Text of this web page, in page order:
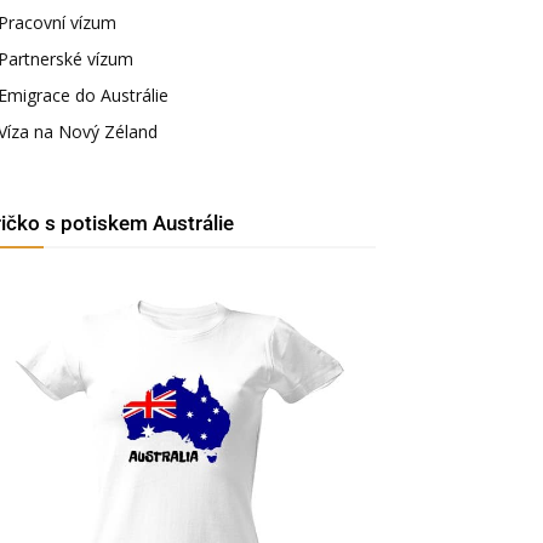
Pracovní vízum
Partnerské vízum
Emigrace do Austrálie
na Nový Zéland
s potiskem Austrálie